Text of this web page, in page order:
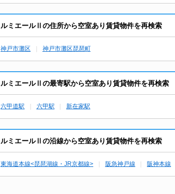
ルミエールⅡの住所から空室あり賃貸物件を再検索
神戸市灘区 神戸市灘区琵琶町
ルミエールⅡの最寄駅から空室あり賃貸物件を再検索
六甲道駅 六甲駅 新在家駅
ルミエールⅡの沿線から空室あり賃貸物件を再検索
東海道本線<琵琶湖線・JR京都線> 阪急神戸線 阪神本線